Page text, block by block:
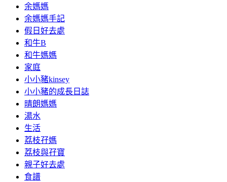
余媽媽
余媽媽手記
假日好去處
和牛B
和牛媽媽
家庭
小小豬kinsey
小小豬的成長日誌
晴朗媽媽
湯水
生活
荔枝孖媽
荔枝與孖寶
親子好去處
食譜